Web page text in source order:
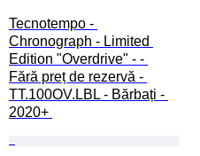
Tecnotempo -
Chronograph - Limited
Edition "Overdrive" - -
Fără preț de rezervă -
TT.100OV.LBL - Bărbați -
2020+